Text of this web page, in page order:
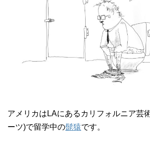
アメリカは LAにあるカリフォルニア芸
ーツ)で留学中の髭猿です。